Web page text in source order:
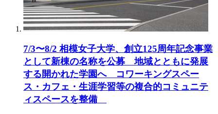
7/3〜8/2 相模女子大学、創立125周年記念事業
として新棟の名称を公募 地域とともに発展
する開かれた学園へ コワーキングスペー
ス・カフェ・生涯学習等の複合的コミュニテ
ィスペースを整備